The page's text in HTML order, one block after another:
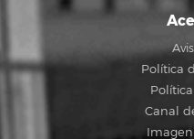
Política
Canal